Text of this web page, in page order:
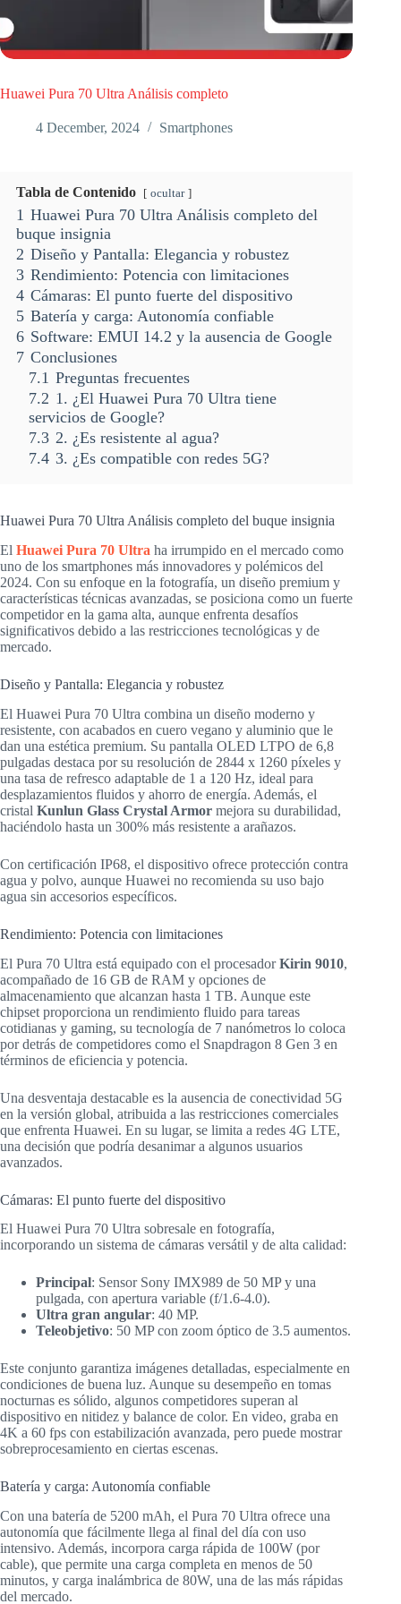
Huawei Pura 70 Ultra Análisis completo
4 December, 2024 Smartphones
Tabla de Contenido ocultar
1 Huawei Pura 70 Ultra Análisis completo del
buque insignia
2 Diseño y Pantalla: Elegancia y robustez
3 Rendimiento: Potencia con limitaciones
4 Cámaras: El punto fuerte del dispositivo
5 Batería y carga: Autonomía confiable
6 Software: EMUI 14.2 y la ausencia de Google
7 Conclusiones
7.1 Preguntas frecuentes
7.2 1. ¿El Huawei Pura 70 Ultra tiene
servicios de Google?
7.3 2. ¿Es resistente al agua?
7.4 3. ¿Es compatible con redes 5G?
Huawei Pura 70 Ultra Análisis completo del buque insignia
El Huawei Pura 70 Ultra ha irrumpido en el mercado como
uno de los smartphones más innovadores y polémicos del
2024. Con su enfoque en la fotografía, un diseño premium y
características técnicas avanzadas, se posiciona como un fuerte
competidor en la gama alta, aunque enfrenta desafíos
significativos debido a las restricciones tecnológicas y de
mercado.
Diseño y Pantalla: Elegancia y robustez
El Huawei Pura 70 Ultra combina un diseño moderno y
resistente, con acabados en cuero vegano y aluminio que le
dan una estética premium. Su pantalla OLED LTPO de 6,8
pulgadas destaca por su resolución de 2844 x 1260 píxeles y
una tasa de refresco adaptable de 1 a 120 Hz, ideal para
desplazamientos fluidos y ahorro de energía. Además, el
cristal Kunlun Glass Crystal Armor mejora su durabilidad,
haciéndolo hasta un 300% más resistente a arañazos.
Con certificación IP68, el dispositivo ofrece protección contra
agua y polvo, aunque Huawei no recomienda su uso bajo
agua sin accesorios específicos.
Rendimiento: Potencia con limitaciones
El Pura 70 Ultra está equipado con el procesadorKirin 9010,
acompañado de 16 GB de RAM y opciones de
almacenamiento que alcanzan hasta 1 TB. Aunque este
chipset proporciona un rendimiento fluido para tareas
cotidianas y gaming, su tecnología de 7 nanómetros lo coloca
por detrás de competidores como el Snapdragon 8 Gen 3 en
términos de eficiencia y potencia.
Una desventaja destacable es la ausencia de conectividad 5G
en la versión global, atribuida a las restricciones comerciales
que enfrenta Huawei. En su lugar, se limita a redes 4G LTE,
una decisión que podría desanimar a algunos usuarios
avanzados.
Cámaras: El punto fuerte del dispositivo
El Huawei Pura 70 Ultra sobresale en fotografía,
incorporando un sistema de cámaras versátil y de alta calidad:
Principal: Sensor Sony IMX989 de 50 MP y una
pulgada, con apertura variable (f/1.6-4.0).
Ultra gran angular: 40 MP.
Teleobjetivo: 50 MP con zoom óptico de 3.5 aumentos.
Este conjunto garantiza imágenes detalladas, especialmente en
condiciones de buena luz. Aunque su desempeño en tomas
nocturnas es sólido, algunos competidores superan al
dispositivo en nitidez y balance de color. En video, graba en
4K a 60 fps con estabilización avanzada, pero puede mostrar
sobreprocesamiento en ciertas escenas.
Batería y carga: Autonomía confiable
Con una batería de 5200 mAh, el Pura 70 Ultra ofrece una
autonomía que fácilmente llega al final del día con uso
intensivo. Además, incorpora carga rápida de 100W (por
cable), que permite una carga completa en menos de 50
minutos, y carga inalámbrica de 80W, una de las más rápidas
del mercado.